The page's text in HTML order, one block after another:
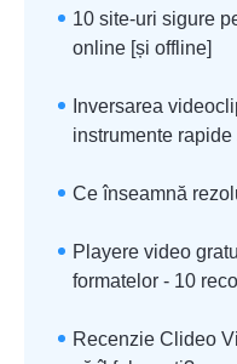
10 site-uri sigure
online [și offline]
Inversarea
instrumente
Ce înseamnă
Playere video
formatelor - 10
Recenzie Clideo